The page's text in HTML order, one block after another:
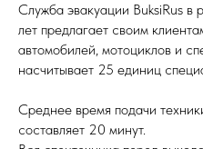
Служба эвакуации BuksiRus
лет предлагает своим
автомобилей, мотоциклов и
насчитывает 25 единиц
Среднее время подачи
составляет 20 минут.